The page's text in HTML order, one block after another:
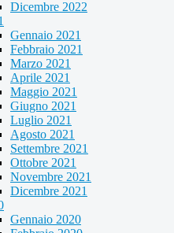
Dicembre 2022
Gennaio 2021
Febbraio 2021
Marzo 2021
Aprile 2021
Maggio 2021
Giugno 2021
Luglio 2021
Agosto 2021
Settembre 2021
Ottobre 2021
Novembre 2021
Dicembre 2021
Gennaio 2020